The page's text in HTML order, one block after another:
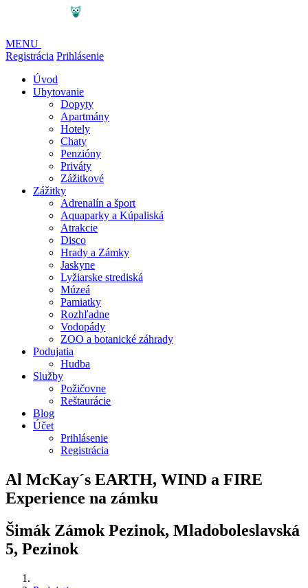
MENU
Registrácia Prihlásenie
Úvod
Ubytovanie
Dopyty
Apartmány
Hotely
Chaty
Penzióny
Priváty
Zážitkové
Zážitky
Adrenalín a šport
Aquaparky a Kúpaliská
Atrakcie
Disco
Hrady a Zámky
Jaskyne
Lyžiarske strediská
Múzeá
Pamiatky
Rozhľadne
Vodopády
ZOO a botanické záhrady
Podujatia
Hudba
Služby
Požičovne
Reštaurácie
Blog
Účet
Prihlásenie
Registrácia
Al McKay´s EARTH, WIND a FIRE
Experience na zámku
Šimák Zámok Pezinok, Mladoboleslavská
5, Pezinok